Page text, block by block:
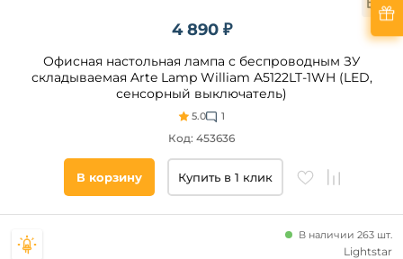
4 890 ₽
Офисная настольная лампа с беспроводным ЗУ
складываемая Arte Lamp William A5122LT-1WH (LED,
сенсорный выключатель)
5.0 1
Код: 453636
В корзину Купить в 1 клик
В наличии 263 шт.
Lightstar